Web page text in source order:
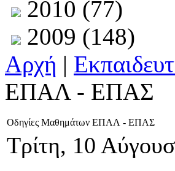
2010 (77)
2009 (148)
Αρχή |
ΕΠΑΛ - ΕΠΑΣ
Οδηγίες Μαθημάτων ΕΠΑΛ - ΕΠΑΣ
Τρίτη, 10